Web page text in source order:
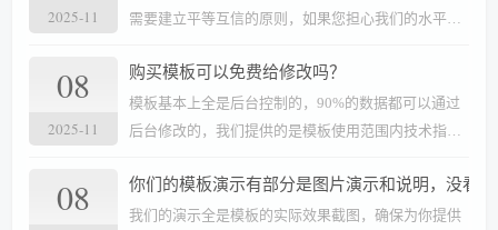
吗？ A3: 如果更换服务商或服务器，需要在新的服务
要备案吗？ A4: 不需要，中国大陆以外的服务器不强
制要求进行ICP备案。
2025-11
需要建立平等互信的原则，如果您担心我们的水平，
08
2025-11
购买模板可以免费给修改吗？
模板基本上全是后台控制的，90%的数据都可以通过
后台修改的，我们提供的是模板使用范围内技术指
修改费用；如果您能自己修改的最好自己修改，我们
也不想加收您的费用，我们这边服务压力特别大，希
08 你们的模板演示有部分是图片演示和说明，没看
我们的演示全是模板的实际效果截图，确保为你提供